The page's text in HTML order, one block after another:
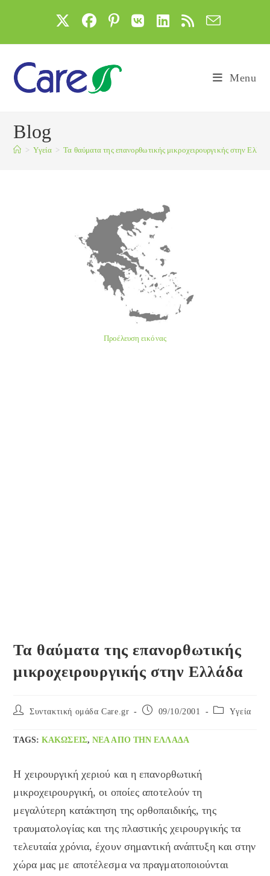
Menu
Blog
> Yγεία > Τα θαύματα της επανορθωτικής μικροχειρουργικής στην
Προέλευση εικόνας
Τα θαύματα της επανορθωτικής
μικροχειρουργικής στην Ελλάδα
Post Συντακτική ομάδα Care.gr
Post
09/10/2001
Post Yγεία
TAGS:ΚΑΚΏΣΕΙΣ, ΝΈΑ ΑΠΌ ΤΗΝ ΕΛΛΆΔΑ
H χειρουργική χεριού και η επανορθωτική
μικροχειρουργική, οι οποίες αποτελούν τη
μεγαλύτερη κατάκτηση της ορθοπαιδικής, της
τραυματολογίας και της πλαστικής χειρουργικής τα
τελευταία χρόνια, έχουν σημαντική ανάπτυξη και στην
χώρα μας με αποτέλεσμα να πραγματοποιούνται